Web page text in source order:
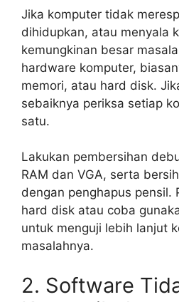
Jika komputer tidak
dihidupkan, atau menyala
kemungkinan besar
hardware komputer,
memori, atau hard disk.
sebaiknya periksa setiap
satu.
Lakukan pembersihan
RAM dan VGA, serta
dengan penghapus pensil.
hard disk atau coba
untuk menguji lebih lanjut
masalahnya.
2. Software